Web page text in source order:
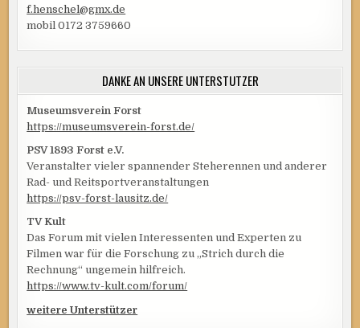
f.henschel@gmx.de
mobil 0172 3759660
DANKE AN UNSERE UNTERSTÜTZER
Museumsverein Forst
https://museumsverein-forst.de/
PSV 1893 Forst e.V.
Veranstalter vieler spannender Steherennen und anderer
Rad- und Reitsportveranstaltungen
https://psv-forst-lausitz.de/
TV Kult
Das Forum mit vielen Interessenten und Experten zu
Filmen war für die Forschung zu „Strich durch die
Rechnung“ ungemein hilfreich.
https://www.tv-kult.com/forum/
weitere Unterstützer